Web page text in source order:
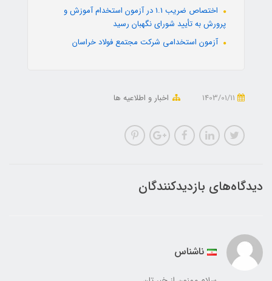
اختصاص ضریب 1.1 در آزمون استخدام آموزش و
پرورش به تأیید شورای نگهبان رسید
آزمون استخدامی شرکت مجتمع فولاد خراسان
اخبار و اطلاعیه ها
دیدگاه‌های بازدیدکنندگان
ناشناس